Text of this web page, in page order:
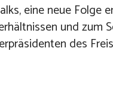
eine neue Folge
und zum
des